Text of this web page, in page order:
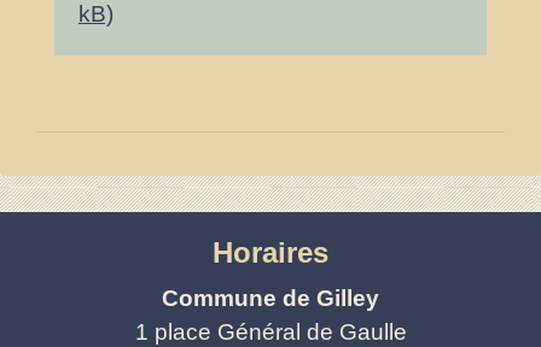
kB)
Horaires
Commune de Gilley
1 place Général de Gaulle